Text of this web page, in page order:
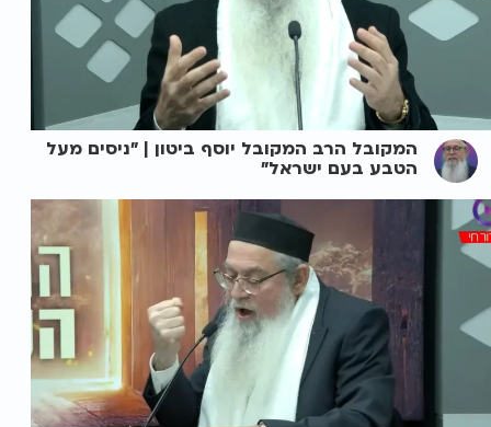
המקובל הרב המקובל יוסף ביטון | "ניסים מעל
הטבע בעם ישראל"